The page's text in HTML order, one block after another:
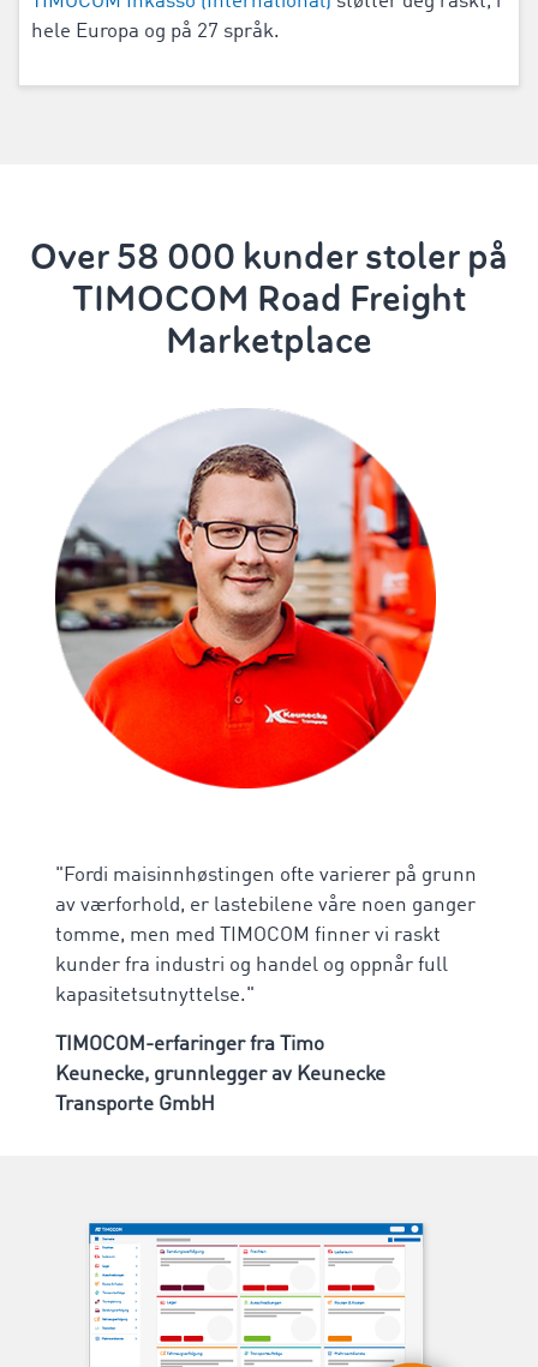
hele Europa og på 27 språk.
Over 58 000 kunder stoler på
TIMOCOM Road Freight
Marketplace
"Fordi maisinnhøstingen ofte varierer på grunn
av værforhold, er lastebilene våre noen ganger
tomme, men med TIMOCOM finner vi raskt
kunder fra industri og handel og oppnår full
kapasitetsutnyttelse."
TIMOCOM-erfaringer fra Timo
Keunecke, grunnlegger av Keunecke
Transporte GmbH